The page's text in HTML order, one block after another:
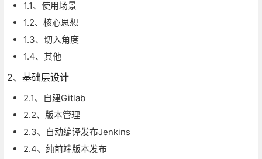
1.1、使用场景
1.2、核心思想
1.3、切入角度
1.4、其他
2、基础层设计
2.1、自建Gitlab
2.2、版本管理
2.3、自动编译发布Jenkins
2.4、纯前端版本发布